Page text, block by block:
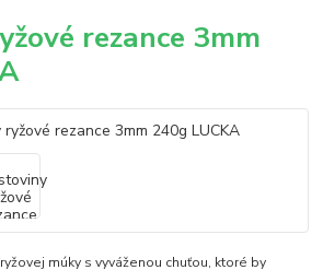
rezance 3mm
múky s vyváženou chuťou, ktoré by